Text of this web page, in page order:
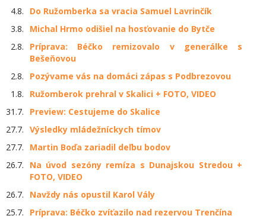
4.8.
Do Ružomberka sa vracia Samuel Lavrinčík
3.8.
Michal Hrmo odišiel na hosťovanie do Bytče
2.8.
Príprava: Béčko remizovalo v generálke s
Bešeňovou
2.8.
Pozývame vás na domáci zápas s Podbrezovou
1.8.
Ružomberok prehral v Skalici + FOTO, VIDEO
31.7.
Preview: Cestujeme do Skalice
27.7. Výsledky mládežníckych tímov
27.7.
Martin Boďa zariadil deľbu bodov
26.7.
Na úvod sezóny remíza s Dunajskou Stredou +
FOTO, VIDEO
26.7.
Navždy nás opustil Karol Vály
25.7.
Príprava: Béčko zvíťazilo nad rezervou Trenčína